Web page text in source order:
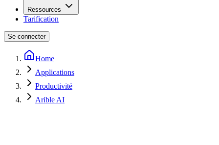
Ressources
Tarification
Se connecter
Home
Applications
Productivité
Arible AI